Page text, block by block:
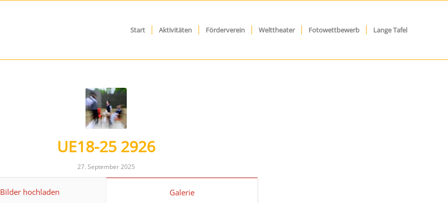
Start Aktivitäten Förderverein Welttheater Fotowettbewerb Lange Tafel
UE18-25 2926
27. September 2025
Bilder hochladen Galerie